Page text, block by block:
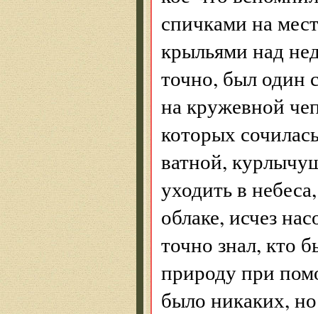
спичками на
крыльями над
точно, был один
на кружевной
которых
ватной,
уходить в
облаке, исчез
точно знал, кто
природу при
было никаких,